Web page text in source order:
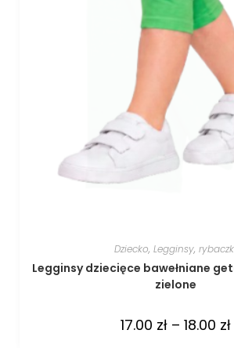
Dziecko, Legginsy,
Legginsy dziecięce bawełniane
zielone
17.00 zł – 18.00 zł